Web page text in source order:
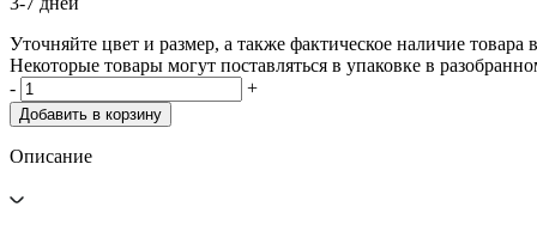
Уточняйте цвет и размер, а также фактическое наличие товара
Некоторые товары могут поставляться в упаковке в
-
+
Добавить в корзину
Описание